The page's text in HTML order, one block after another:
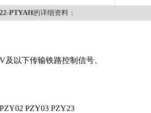
PTYAH的详细资料：
以下传输铁路控制信号、
PZY03 PZY23